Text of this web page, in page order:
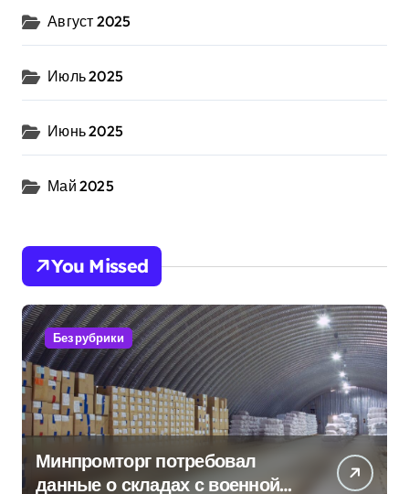
Август 2025
Июль 2025
Июнь 2025
Май 2025
You Missed
Без рубрики
Минпромторг потребовал
данные о складах с военной